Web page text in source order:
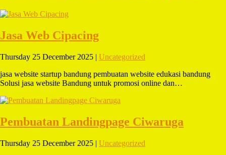
Jasa Web Cipacing
Thursday 25 December 2025 | Uncategorized
jasa website startup bandung pembuatan website edukasi bandung
Solusi jasa website Bandung untuk promosi online dan…
Pembuatan Landingpage Ciwaruga
Thursday 25 December 2025 | Uncategorized